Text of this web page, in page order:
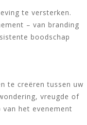
te versterken.
– van branding
boodschap
te creëren tussen uw
vreugde of
het evenement